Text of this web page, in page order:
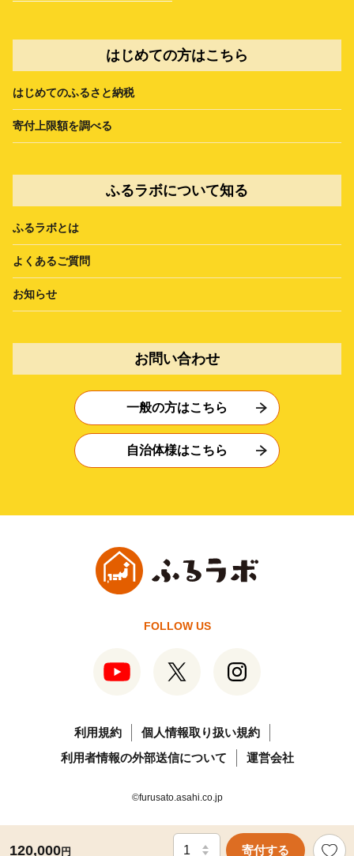
120,000円 寄付する
はじめての方はこちら
はじめてのふるさと納税
寄付上限額を調べる
ふるラボについて知る
ふるラボとは
よくあるご質問
お知らせ
お問い合わせ
一般の方はこちら
自治体様はこちら
FOLLOW US
利用規約
個人情報取り扱い規約
利用者情報の外部送信について
運営会社
©furusato.asahi.co.jp